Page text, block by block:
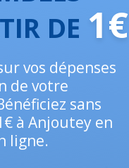
DE 1€
vos dépenses
de votre
sans
à Anjoutey en
ligne.